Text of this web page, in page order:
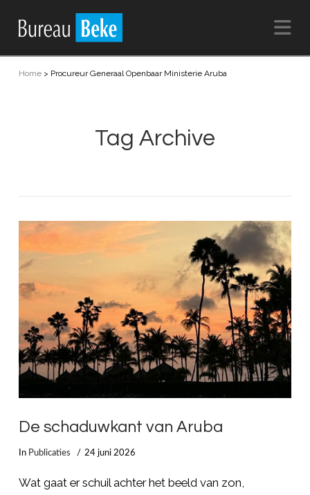
Home> Procureur Generaal Openbaar Ministerie Aruba
Tag Archive
De schaduwkant van Aruba
In Publicaties 24 juni 2026
Wat gaat er schuil achter het beeld van zon,